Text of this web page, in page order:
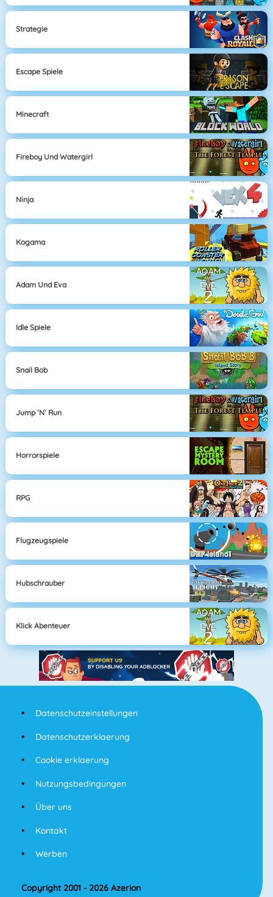
Strategie
Escape Spiele
Minecraft
Fireboy Und Watergirl
Ninja
Kogama
Adam Und Eva
Idle Spiele
Snail Bob
Jump ’n’ Run
Horrorspiele
RPG
Flugzeugspiele
Hubschrauber
Klick Abenteuer
Datenschutzeinstellungen
Datenschutzerklaerung
Cookie erklaerung
Nutzungsbedingungen
Über uns
Kontakt
Werben
Copyright 2001 - 2026 Azerion